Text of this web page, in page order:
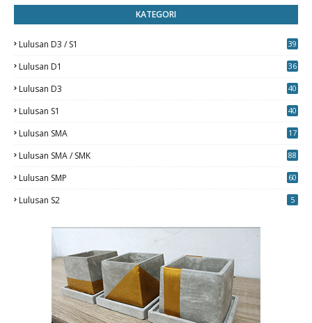
KATEGORI
Lulusan D3 / S1
39
Lulusan D1 36
Lulusan D3
40
Lulusan S1
40
Lulusan SMA 17
Lulusan SMA / SMK
88
Lulusan SMP 60
Lulusan S2 5